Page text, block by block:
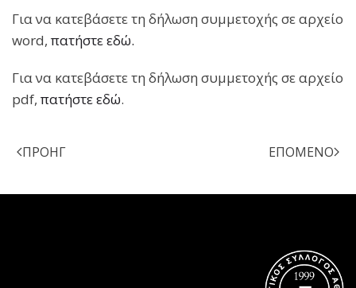
Για να κατεβάσετε τη δήλωση συμμετοχής σε αρχείο
word, πατήστε εδώ.
Για να κατεβάσετε τη δήλωση συμμετοχής σε αρχείο
pdf, πατήστε εδώ.
ΠΡΟΗΓ ΕΠΌΜΕΝΟ